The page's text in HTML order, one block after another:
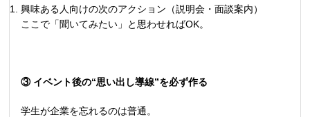
興味ある人向けの次のアクション（説明会・面談案内）
ここで「聞いてみたい」と思わせればOK。
③ イベント後の“思い出し導線”を必ず作る
学生が企業を忘れるのは普通。